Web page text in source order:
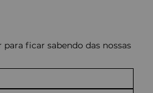
ficar sabendo das nossas